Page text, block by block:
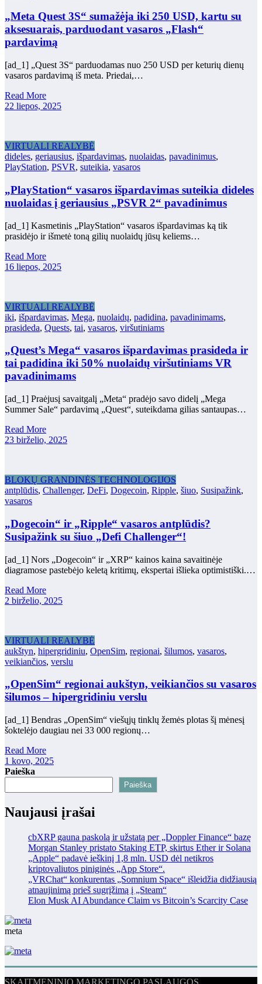
„Meta Quest 3S“ sumažėja iki 250 USD, kartu su
aksesuarais, parduodant vasaros „Flash“
pardavimą
[ad_1] „Quest 3S“ parduodamas nuo 250 USD per keturių dienų
vasaros pardavimą iš meta. Priedai,…
Read More
22 liepos, 2025
VIRTUALI REALYBĖ
dideles, geriausius, išpardavimas, nuolaidas, pavadinimus,
PlayStation, PSVR, suteikia, vasaros
„PlayStation“ vasaros išpardavimas suteikia dideles
nuolaidas į geriausius „PSVR 2“ pavadinimus
[ad_1] Kasmetinis „PlayStation“ vasaros išpardavimas ką tik
prasidėjo ir išmetė toną gilių nuolaidų jūsų keliems…
Read More
16 liepos, 2025
VIRTUALI REALYBĖ
iki, išpardavimas, Mega, nuolaidų, padidina, pavadinimams,
prasideda, Quests, tai, vasaros, viršutiniams
„Quest’s Mega“ vasaros išpardavimas prasideda ir
tai padidina iki 50% nuolaidų viršutiniams VR
pavadinimams
[ad_1] Praėjusį savaitgalį „Meta“ pradėjo savo didelį „Mega
Summer Sale“ pardavimą „Quest“, suteikdama gilias santaupas…
Read More
23 birželio, 2025
BLOKŲ GRANDINĖS TECHNOLOGIJOS
antplūdis, Challenger, DeFi, Dogecoin, Ripple, šiuo, Susipažink,
vasaros
„Dogecoin“ ir „Ripple“ vasaros antplūdis?
Susipažink su šiuo „Defi Challenger“!
[ad_1] Nors „Dogecoin“ ir „XRP“ kainos kaina savaitinėje
diagramose pastebėjo keletą kritimų, ekspertai išlieka optimistiški.…
Read More
2 birželio, 2025
VIRTUALI REALYBĖ
aukštyn, hipergridiniu, OpenSim, regionai, šilumos, vasaros,
veikiančios, verslu
„OpenSim“ regionai aukštyn, veikiančios su vasaros
šilumos – hipergridiniu verslu
[ad_1] Bendras „OpenSim“ viešųjų tinklų žemės plotas šį mėnesį
šoktelėjo daugiau nei 33 000 regionų…
Read More
1 kovo, 2025
Paieška
Paieška
Naujausi įrašai
cbXRP gauna paskolą ir užstatą per „Doppler Finance“ bazę
Morgan Stanley pristato Staking ETP, skirtus Ether ir Solana
„Apple“ padavė ieškinį 1,8 mln. USD dėl netikros
kriptovaliutos piniginės „App Store“.
„VRChat“ konkurentas „Somnium Space“ išleidžia didžiausią
atnaujinimą prieš sugrįžimą į „Steam“
Elon Musk AI Abundance Claim vs Bitcoin’s Scarcity Case
meta
SKAITMENINIO MARKETINGO PASLAUGOS